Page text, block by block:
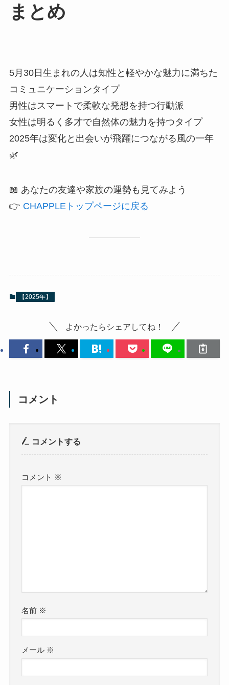
まとめ
5月30日生まれの人は知性と軽やかな魅力に満ちた
コミュニケーションタイプ
男性はスマートで柔軟な発想を持つ行動派
女性は明るく多才で自然体の魅力を持つタイプ
2025年は変化と出会いが飛躍につながる風の一年
🌿
📖 あなたの友達や家族の運勢も見てみよう
👉 CHAPPLEトップページに戻る
【2025年】
よかったらシェアしてね！
コメント
コメントする
コメント ※
名前 ※
メール ※